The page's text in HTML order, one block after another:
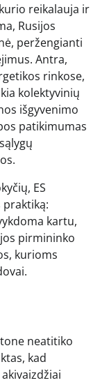
reikalauja ir
Rusijos
peržengianti
Antra,
rinkose,
kolektyvinių
išgyvenimo
patikimumas
ES
kartu,
pirmininko
kurioms
neatitiko
kad